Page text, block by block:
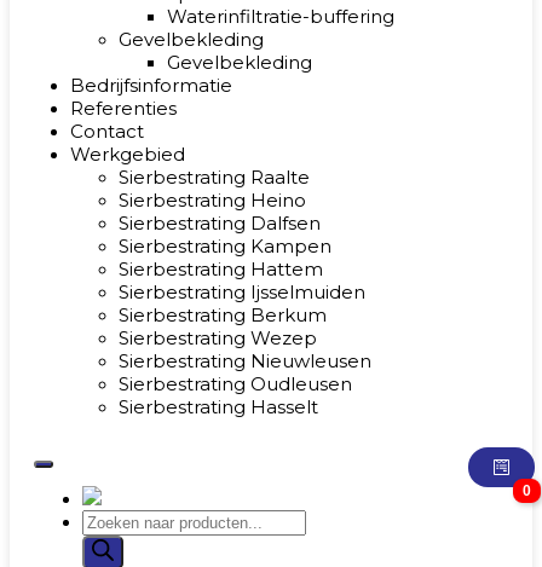
Waterinfiltratie-buffering
Gevelbekleding
Gevelbekleding
Bedrijfsinformatie
Referenties
Contact
Werkgebied
Sierbestrating Raalte
Sierbestrating Heino
Sierbestrating Dalfsen
Sierbestrating Kampen
Sierbestrating Hattem
Sierbestrating Ijsselmuiden
Sierbestrating Berkum
Sierbestrating Wezep
Sierbestrating Nieuwleusen
Sierbestrating Oudleusen
Sierbestrating Hasselt
0